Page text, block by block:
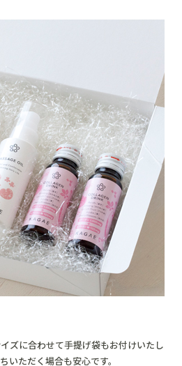
ズに合わせて手提げ袋もお付けいたし
いただく場合も安心です。